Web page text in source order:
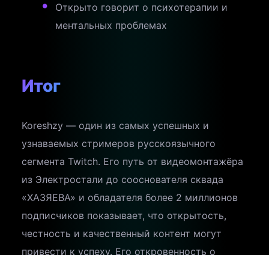
Открыто говорит о психотерапии и
ментальных проблемах
Итог
Koreshzy — один из самых успешных и
узнаваемых стримеров русскоязычного
сегмента Twitch. Его путь от видеомонтажёра
из Электростали до сооснователя сквада
«ХАЗЯЕВА» и обладателя более 2 миллионов
подписчиков показывает, что открытость,
честность и качественный контент могут
привести к успеху. Его откровенность о